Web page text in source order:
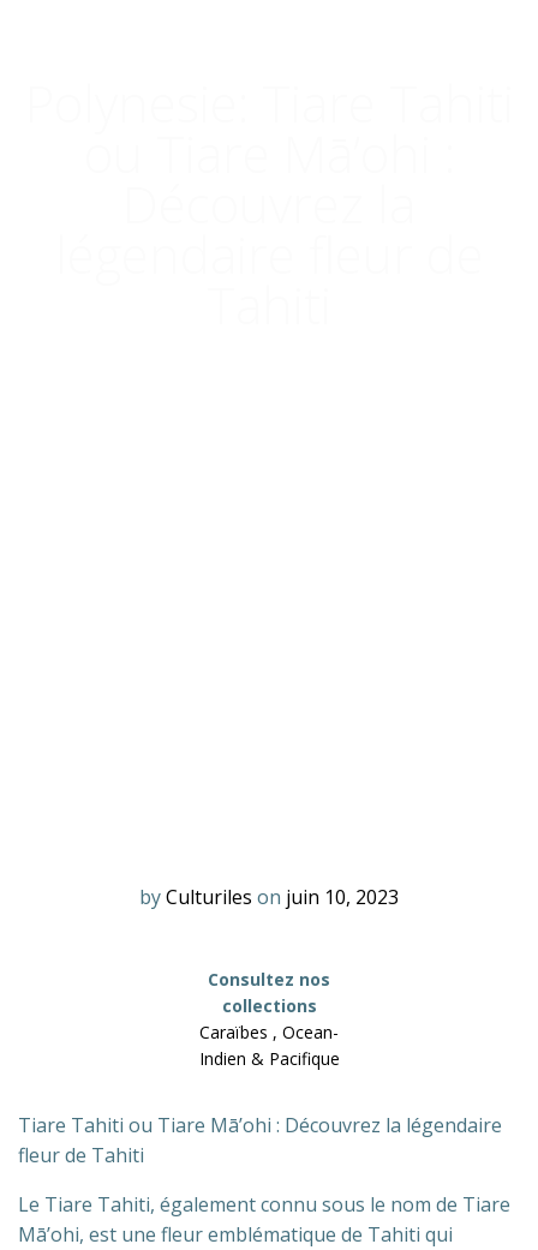
byCulturiles on juin 10, 2023
Consultez nos
collections
Caraïbes , Ocean-
Indien & Pacifique
Tiare Tahiti ou Tiare Mā’ohi : Découvrez la légendaire
fleur de Tahiti
Le Tiare Tahiti, également connu sous le nom de Tiare
Mā’ohi, est une fleur emblématique de Tahiti qui